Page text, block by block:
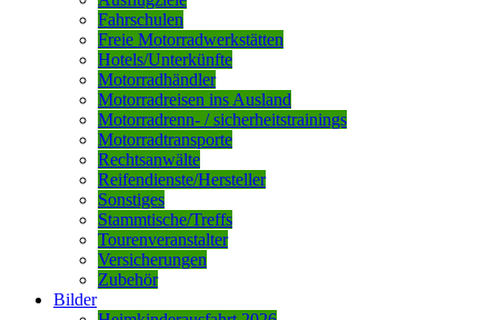
Fahrschulen
Freie Motorradwerkstätten
Hotels/Unterkünfte
Motorradhändler
Motorradreisen ins Ausland
Motorradrenn- / sicherheitstrainings
Motorradtransporte
Rechtsanwälte
Reifendienste/Hersteller
Sonstiges
Stammtische/Treffs
Tourenveranstalter
Versicherungen
Zubehör
Bilder